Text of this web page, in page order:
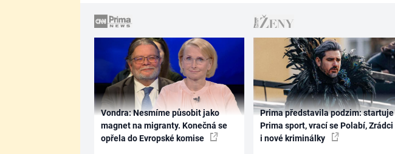
Vondra: Nesmíme působit jako
magnet na migranty. Konečná se
opřela do Evropské komise
Prima představila podzim: startuje
Prima sport, vrací se Polabí, Zrádci
i nové kriminálky